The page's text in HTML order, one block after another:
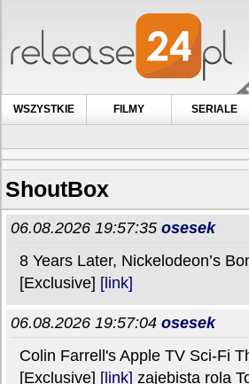
WSZYSTKIE FILMY SERIALE
ShoutBox